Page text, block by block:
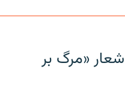
شعار «مرگ بر